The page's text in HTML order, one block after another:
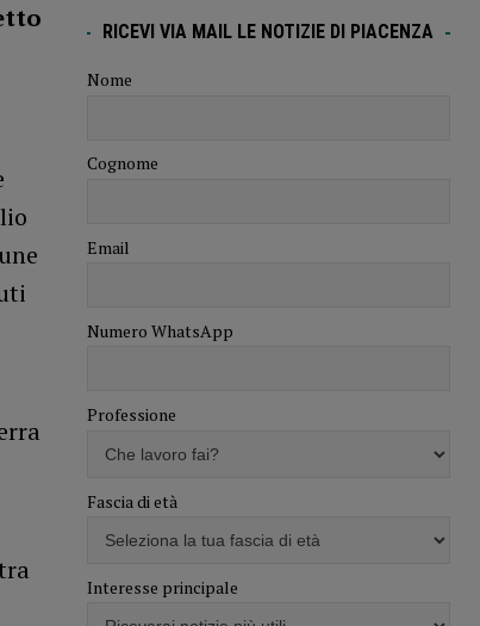
RICEVI VIA MAIL LE NOTIZIE DI PIACENZA
Nome
Cognome
Email
Numero WhatsApp
Professione
Fascia di età
Interesse principale